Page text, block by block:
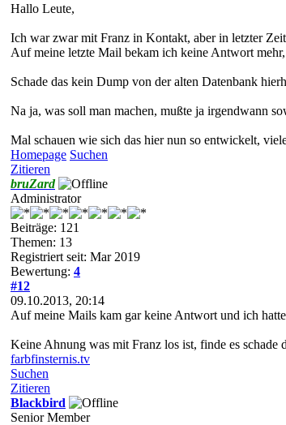
Hallo Leute,
Ich war zwar mit Franz in Kontakt, aber in letzter
Auf meine letzte Mail bekam ich keine Antwort
Schade das kein Dump von der alten Datenbank
Na ja, was soll man machen, mußte ja irgendwann
Mal schauen wie sich das hier nun so entwickelt,
Homepage Suchen
Zitieren
bruZard
Administrator
Beiträge: 121
Themen: 13
Registriert seit: Mar 2019
Bewertung: 4
#12
09.10.2013, 20:14
Auf meine Mails kam gar keine Antwort und ich
Keine Ahnung was mit Franz los ist, finde es schade
farbfinsternis.tv
Suchen
Zitieren
Blackbird
Senior Member